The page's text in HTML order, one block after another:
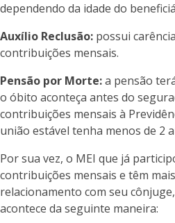
dependendo da idade do
Auxílio Reclusão: possui
contribuições mensais.
Pensão por Morte:a pensão
o óbito aconteça antes do
contribuições mensais à
união estável tenha menos de 2
Por sua vez, o MEI que já
contribuições mensais e têm
relacionamento com seu
acontece da seguinte maneira: